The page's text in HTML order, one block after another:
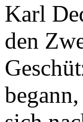
Karl
den